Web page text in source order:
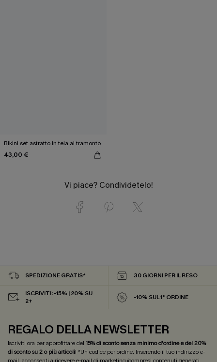
Bikini set astratto in tela al tramonto
43,00 €
Vi piace? Condividetelo!
SPEDIZIONE GRATIS* 30 GIORNI PER IL RESO
ISCRIVITI: -15% | 20% SU
2+
-10% SUL 1° ORDINE
REGALO DELLA NEWSLETTER
Iscriviti ora per approfittare del 15% di sconto senza minimo d'ordine e del 20%
di sconto su 2 o più articoli! *Un codice per ordine. Inserendo il tuo indirizzo e-
mail, acconsenti a ricevere e-mail di marketing (compresi contenuti generati